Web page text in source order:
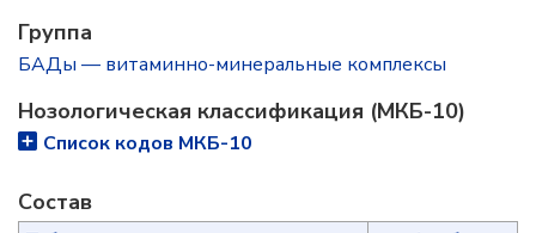
Группа
БАДы — витаминно-минеральные комплексы
Нозологическая классификация (МКБ-10)
Список кодов МКБ-10
Состав